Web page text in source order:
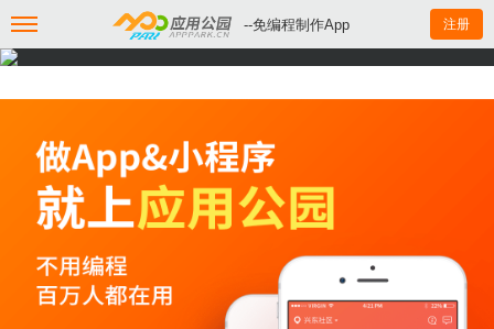
--免编程制作App 注册